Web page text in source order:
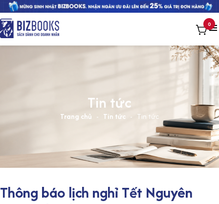
0
Tin tức
Trang chủ - Tin tức - Tin tức
Thông báo lịch nghỉ Tết Nguyên